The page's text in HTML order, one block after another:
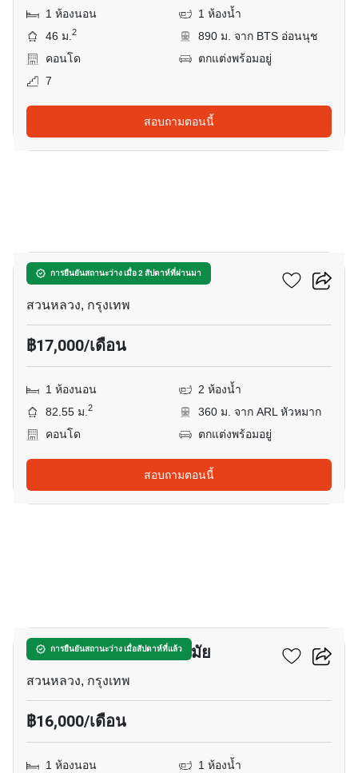
1 ห้องนอน
1 ห้องน้ำ
46 ม.2
890 ม. จาก BTS อ่อนนุช
คอนโด
ตกแต่งพร้อมอยู่
7
สอบถามตอนนี้
การยืนยันสถานะว่าง เมื่อ 2 สัปดาห์ที่ผ่านมา
ฟลอร่าวิลล์ คอนโดมิเนียม
สวนหลวง, กรุงเทพ
฿17,000/เดือน
1 ห้องนอน
2 ห้องน้ำ
82.55 ม.2
360 ม. จาก ARL หัวหมาก
คอนโด
ตกแต่งพร้อมอยู่
สอบถามตอนนี้
การยืนยันสถานะว่าง เมื่อสัปดาห์ที่แล้ว
เดอะ ทรี พัฒนาการ-เอกมัย
สวนหลวง, กรุงเทพ
฿16,000/เดือน
1 ห้องนอน 1 ห้องน้ำ